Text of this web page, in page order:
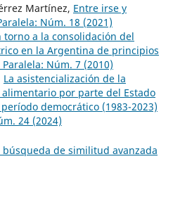
Martínez, Entre irse y
Núm. 18 (2021)
torno a la consolidación del
en la Argentina de principios
Núm. 7 (2010)
La asistencialización de la
por parte del Estado
democrático (1983-2023)
24 (2024)
de similitud avanzada